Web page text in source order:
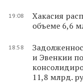
19:08
Хакасия
объеме 6,6
18:58
и Эвенкии
11,8 млрд.